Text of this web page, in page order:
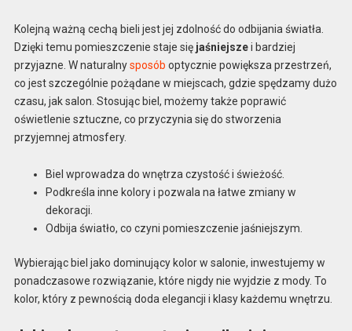
Kolejną ważną cechą bieli jest jej zdolność do odbijania światła.
Dzięki temu pomieszczenie staje się jaśniejszei bardziej
przyjazne. W naturalnysposób optycznie powiększa przestrzeń,
co jest szczególnie pożądane w miejscach, gdzie spędzamy dużo
czasu, jak salon. Stosując biel, możemy także poprawić
oświetlenie sztuczne, co przyczynia się do stworzenia
przyjemnej atmosfery.
Biel wprowadza do wnętrza czystość i świeżość.
Podkreśla inne kolory i pozwala na łatwe zmiany w
dekoracji.
Odbija światło, co czyni pomieszczenie jaśniejszym.
Wybierając biel jako dominujący kolor w salonie, inwestujemy w
ponadczasowe rozwiązanie, które nigdy nie wyjdzie z mody. To
kolor, który z pewnością doda elegancji i klasy każdemu wnętrzu.